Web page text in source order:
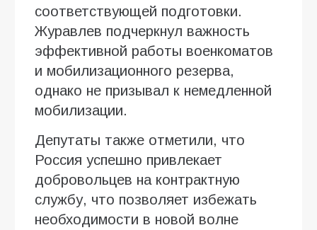
соответствующей подготовки.
Журавлев подчеркнул важность
эффективной работы военкоматов
и мобилизационного резерва,
однако не призывал к немедленной
мобилизации.
Депутаты также отметили, что
Россия успешно привлекает
добровольцев на контрактную
службу, что позволяет избежать
необходимости в новой волне